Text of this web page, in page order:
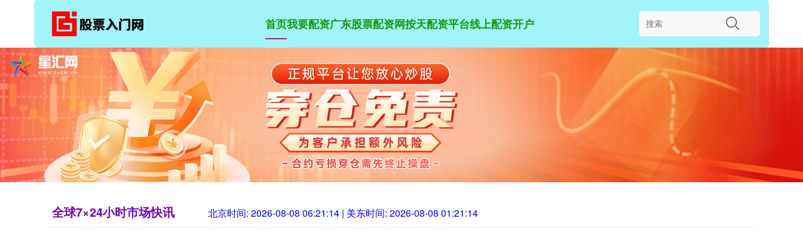
首页我要配资广东股票配资网按天配资平台线上配资开户
全球7×24小时市场快讯 北京时间: 2026-08-08 06:21:15 | 美东时间: 2026-08-08 01:21:15